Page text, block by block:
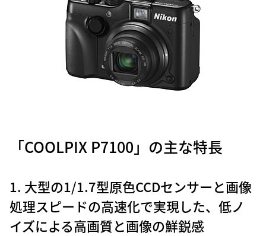
「COOLPIX P7100」の主な特長
1. 大型の1/1.7型原色CCDセンサーと画像
処理スピードの高速化で実現した、低ノ
イズによる高画質と画像の鮮鋭感